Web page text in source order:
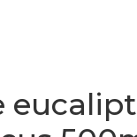
eucalipt